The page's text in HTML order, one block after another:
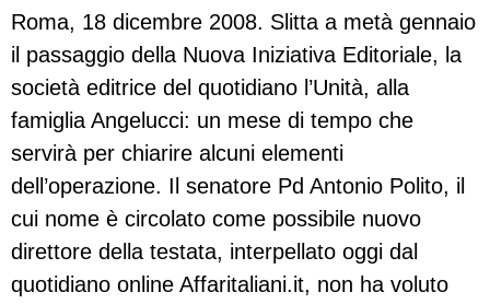
Roma, 18 dicembre 2008. Slitta a metà gennaio
il passaggio della Nuova Iniziativa Editoriale, la
società editrice del quotidiano l’Unità, alla
famiglia Angelucci: un mese di tempo che
servirà per chiarire alcuni elementi
dell’operazione. Il senatore Pd Antonio Polito, il
cui nome è circolato come possibile nuovo
direttore della testata, interpellato oggi dal
quotidiano online Affaritaliani.it, non ha voluto